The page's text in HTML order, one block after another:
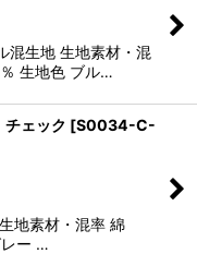
混生地 生地素材・混
生地色 ブル…
ェック [S0034-C-
地素材・混率 綿
ー …